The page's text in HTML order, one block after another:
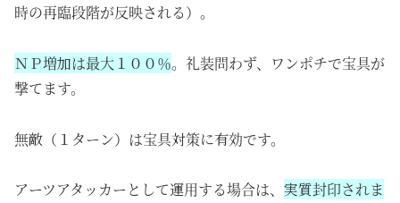
時の再臨段階が反映される）。
ＮＰ増加は最大１００％。礼装問わず、ワンポチで宝具が
撃てます。
無敵（１ターン）は宝具対策に有効です。
アーツアタッカーとして運用する場合は、 実質封印されま